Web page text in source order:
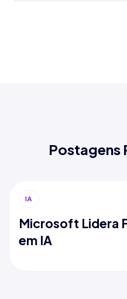
Postagens
IA
Microsoft Lidera
em IA